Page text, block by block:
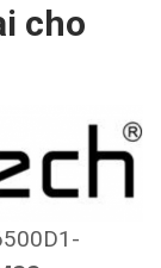
cho